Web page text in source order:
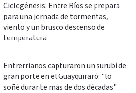
Ciclogénesis: Entre Ríos se prepara
para una jornada de tormentas,
viento y un brusco descenso de
temperatura
Entrerrianos capturaron un surubí de
gran porte en el Guayquiraró: "lo
soñé durante más de dos décadas"